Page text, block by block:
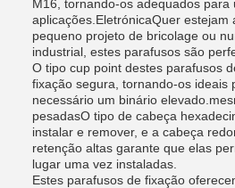
M16, tornando-os adequados para
aplicações.EletrónicaQuer estejam
pequeno projeto de bricolage ou
industrial, estes parafusos são
O tipo cup point destes parafusos
fixação segura, tornando-os ideais
necessário um binário
pesadasO tipo de cabeça
instalar e remover, e a cabeça
retenção altas garante que elas
lugar uma vez instaladas.
Estes parafusos de fixação